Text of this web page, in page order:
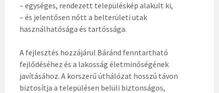
– egységes, rendezett településkép alakult ki,
– és jelentősen nőtt a belterületi utak
használhatósága és tartóssága.
A fejlesztés hozzájárul Báránd fenntartható
fejlődéséhez és a lakosság életminőségének
javításához. A korszerű úthálózat hosszú távon
biztosítja a településen belüli biztonságos,